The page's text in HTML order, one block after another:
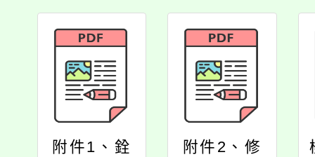
附件1、銓
附件2、修